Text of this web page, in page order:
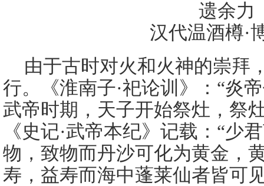
汉代温酒樽·
由于古时对火和火神的崇拜
行。《淮南子·祀论训》：“炎
武帝时期，天子开始祭灶，祭
《史记·武帝本纪》记载：“少
物，致物而丹沙可化为黄金，
寿，益寿而海中蓬莱仙者皆可